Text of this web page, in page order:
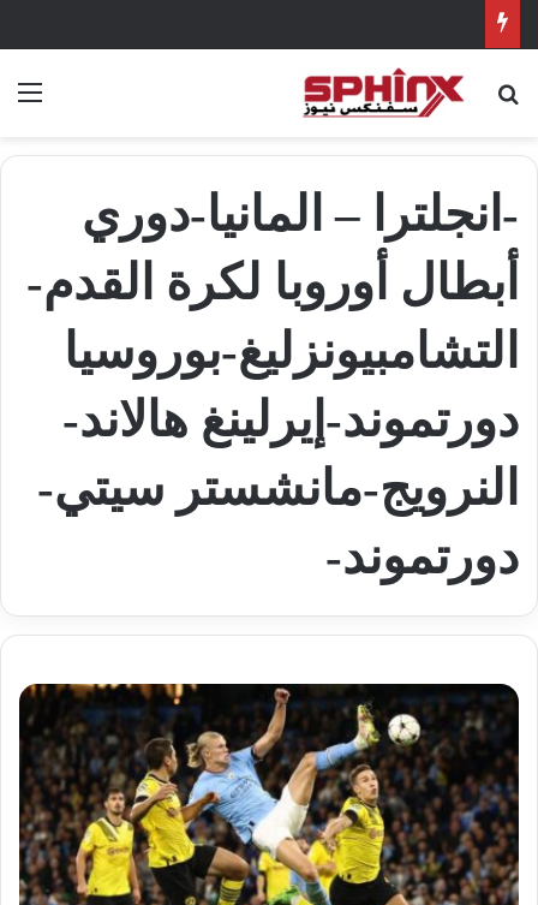
بحث عن
-انجلترا – المانيا-دوري
أبطال أوروبا لكرة القدم-
التشامبيونزليغ-بوروسيا
دورتموند-إيرلينغ هالاند-
النرويج-مانشستر سيتي-
دورتموند-